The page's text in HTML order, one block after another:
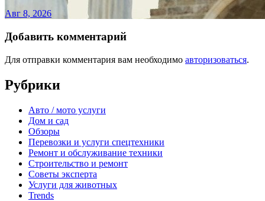
Авг 8, 2026
Добавить комментарий
Для отправки комментария вам необходимо авторизоваться.
Рубрики
Авто / мото услуги
Дом и сад
Обзоры
Перевозки и услуги спецтехники
Ремонт и обслуживание техники
Строительство и ремонт
Советы эксперта
Услуги для животных
Trends